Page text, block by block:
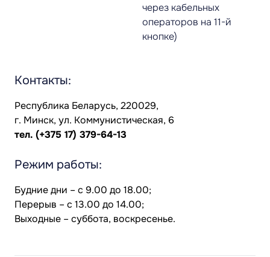
через кабельных
операторов на 11-й
кнопке)
Контакты:
Республика Беларусь, 220029,
г. Минск, ул. Коммунистическая, 6
тел. (+375 17) 379-64-13
Режим работы:
Будние дни – с 9.00 до 18.00;
Перерыв – с 13.00 до 14.00;
Выходные – суббота, воскресенье.